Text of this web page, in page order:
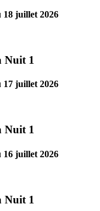
18 juillet 2026
Nuit 1
17 juillet 2026
Nuit 1
16 juillet 2026
Nuit 1